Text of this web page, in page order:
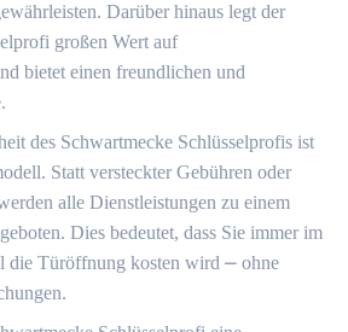
Darüber hinaus legt der
großen Wert auf
bietet einen freundlichen und
des Schwartmecke Schlüsselprofis ist
Statt versteckter Gebühren oder
alle Dienstleistungen zu einem
Dies bedeutet, dass Sie immer im
die Türöffnung kosten wird ⎼ ohne